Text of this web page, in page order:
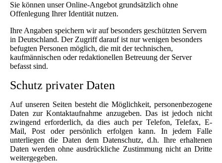
Sie können unser Online-Angebot grundsätzlich ohne
Offenlegung Ihrer Identität nutzen.
Ihre Angaben speichern wir auf besonders geschützten Servern
in Deutschland. Der Zugriff darauf ist nur wenigen besonders
befugten Personen möglich, die mit der technischen,
kaufmännischen oder redaktionellen Betreuung der Server
befasst sind.
Schutz privater Daten
Auf unseren Seiten besteht die Möglichkeit, personenbezogene
Daten zur Kontaktaufnahme anzugeben. Das ist jedoch nicht
zwingend erforderlich, da dies auch per Telefon, Telefax, E-
Mail, Post oder persönlich erfolgen kann. In jedem Falle
unterliegen die Daten dem Datenschutz, d.h. Ihre erhaltenen
Daten werden ohne ausdrückliche Zustimmung nicht an Dritte
weitergegeben.